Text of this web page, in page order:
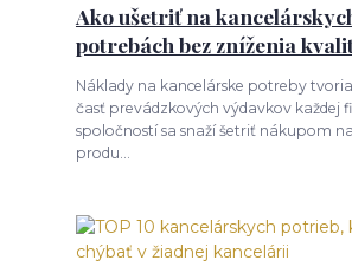
Ako ušetriť na
potrebách bez zníženia
Náklady na kancelárske potreby
časť prevádzkových výdavkov každej
spoločností sa snaží šetriť nákupom
produ...